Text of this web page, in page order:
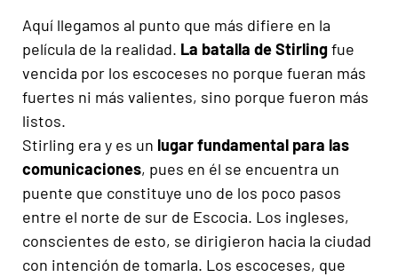
Aquí llegamos al punto que más difiere en la
película de la realidad. La batalla de Stirlingfue
vencida por los escoceses no porque fueran más
fuertes ni más valientes, sino porque fueron más
listos.
Stirling era y es un lugar fundamental para las
comunicaciones, pues en él se encuentra un
puente que constituye uno de los poco pasos
entre el norte de sur de Escocia. Los ingleses,
conscientes de esto, se dirigieron hacia la ciudad
con intención de tomarla. Los escoceses, que